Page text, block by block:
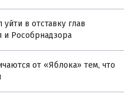
в отставку глав
Рособрнадзора
от «Яблока» тем, что